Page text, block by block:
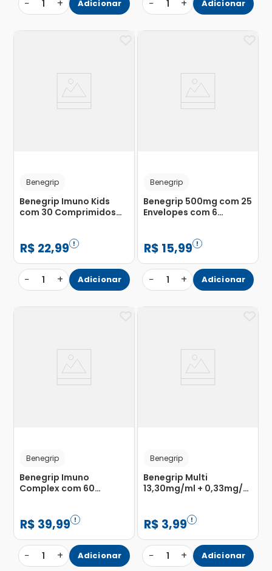
− 1 + Adicionar − 1 + Adicionar
Benegrip
Benegrip Imuno Kids
com 30 Comprimidos
R$ 22,99
− 1 + Adicionar
Benegrip
Benegrip 500mg com 25
Envelopes com 6
R$ 15,99
− 1 + Adicionar
Benegrip
Benegrip Imuno
Complex com 60
R$ 39,99
− 1 + Adicionar
Benegrip
Benegrip Multi
13,30mg/ml + 0,33mg/ml
R$ 3,99
− 1 + Adicionar